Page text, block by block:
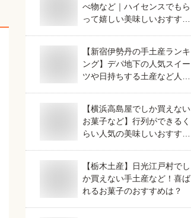
べ物など｜ハイセンスでもら
って嬉しい美味しいおすすめ
【新宿伊勢丹の手土産ランキ
ング】デパ地下の人気スイー
ツや日持ちする土産など人気
【横浜高島屋でしか買えない
お菓子など】行列ができるく
らい人気の美味しいおすすめ
【栃木土産】日光江戸村でし
か買えない手土産など！喜ば
れるお菓子のおすすめは？